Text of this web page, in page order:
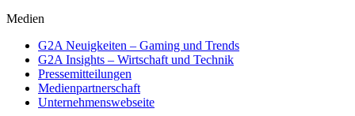
Medien
G2A Neuigkeiten – Gaming und Trends
G2A Insights – Wirtschaft und Technik
Pressemitteilungen
Medienpartnerschaft
Unternehmenswebseite